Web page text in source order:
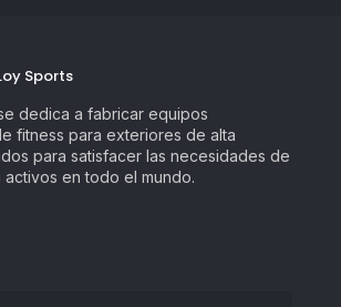
Sports
dedica a fabricar equipos
fitness para exteriores de alta
para satisfacer las necesidades de
en todo el mundo.